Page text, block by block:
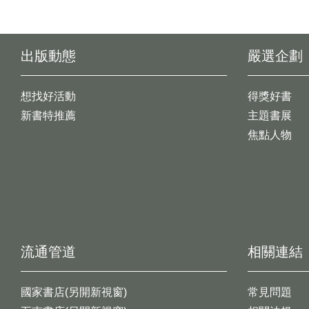
出版動態
想找好活動
新書特推薦
嚴選企劃
得獎好書
主題書展
焦點人物
流通管道
國家書店(另開新視窗)
相關連結
常見問題